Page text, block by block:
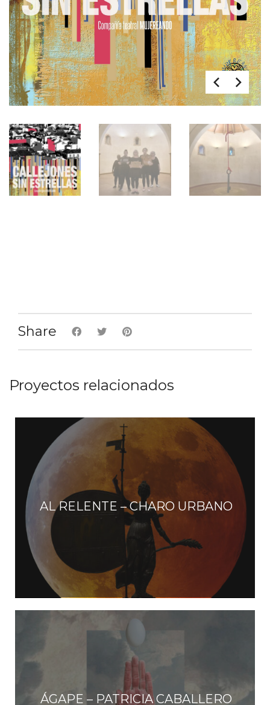
Share
Proyectos relacionados
AL RELENTE – CHARO URBANO
ÁGAPE – PATRICIA CABALLERO